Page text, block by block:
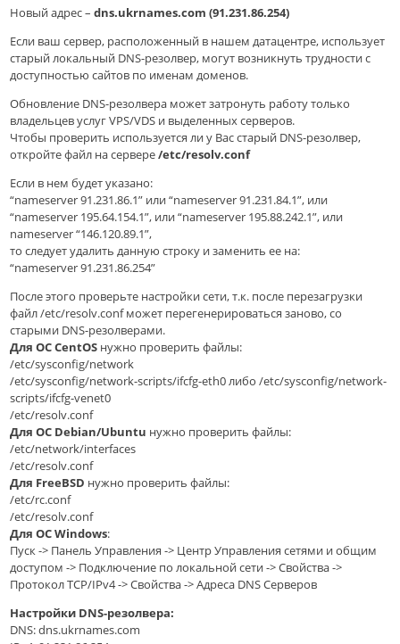
Новый адрес –dns.ukrnames.com (91.231.86.254)
Если ваш сервер, расположенный в нашем датацентре, использует
старый локальный DNS-резолвер, могут возникнуть трудности с
доступностью сайтов по именам доменов.
Обновление DNS-резолвера может затронуть работу только
владельцев услуг VPS/VDS и выделенных серверов.
Чтобы проверить используется ли у Вас старый DNS-резолвер,
откройте файл на сервере/etc/resolv.conf
Если в нем будет указано:
“nameserver 91.231.86.1” или “nameserver 91.231.84.1”, или
“nameserver 195.64.154.1”, или “nameserver 195.88.242.1”, или
nameserver “146.120.89.1”,
то следует удалить данную строку и заменить ее на:
“nameserver 91.231.86.254”
После этого проверьте настройки сети, т.к. после перезагрузки
файл /etc/resolv.conf может перегенерироваться заново, со
старыми DNS-резолверами.
Для ОС CentOS нужно проверить файлы:
/etc/sysconfig/network
/etc/sysconfig/network-scripts/ifcfg-eth0 либо /etc/sysconfig/network-
scripts/ifcfg-venet0
/etc/resolv.conf
Для ОС Debian/Ubuntu нужно проверить файлы:
/etc/network/interfaces
/etc/resolv.conf
Для FreeBSD нужно проверить файлы:
/etc/rc.conf
/etc/resolv.conf
Для ОС Windows:
Пуск -> Панель Управления -> Центр Управления сетями и общим
доступом -> Подключение по локальной сети -> Свойства ->
Протокол TCP/IPv4 -> Свойства -> Адреса DNS Серверов
Настройки DNS-резолвера:
DNS: dns.ukrnames.com